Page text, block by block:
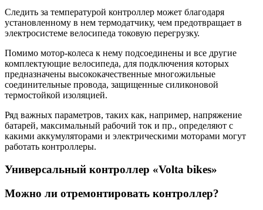
Следить за температурой контроллер может благодаря
установленному в нем термодатчику, чем предотвращает в
электросистеме велосипеда токовую перегрузку.
Помимо мотор-колеса к нему подсоединены и все другие
комплектующие велосипеда, для подключения которых
предназначены высококачественные многожильные
соединительные провода, защищенные силиконовой
термостойкой изоляцией.
Ряд важных параметров, таких как, например, напряжение
батарей, максимальный рабочий ток и пр., определяют с
какими аккумуляторами и электрическими моторами могут
работать контроллеры.
Универсальный контроллер «Volta bikes»
Можно ли отремонтировать контроллер?